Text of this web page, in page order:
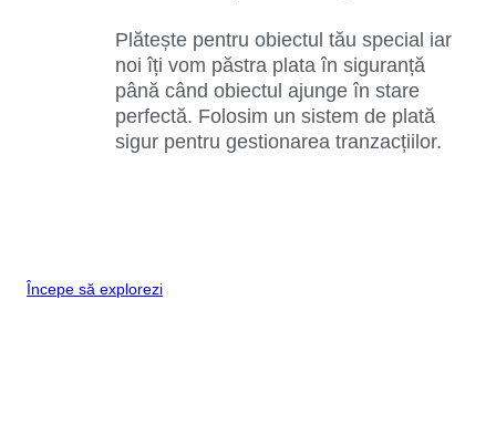
Plătește pentru obiectul tău special iar
noi îți vom păstra plata în siguranță
până când obiectul ajunge în stare
perfectă. Folosim un sistem de plată
sigur pentru gestionarea tranzacțiilor.
Începe să explorezi